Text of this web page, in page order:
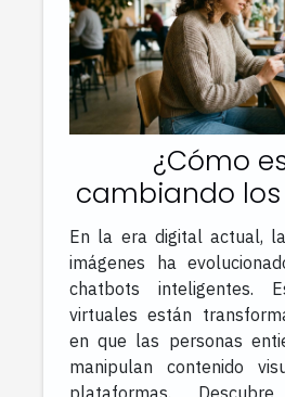
¿Cómo
cambiando
la forma
En la era digital actual,
imágenes ha
chatbots inteligentes.
virtuales están
en que las personas
manipulan contenido
plataformas.